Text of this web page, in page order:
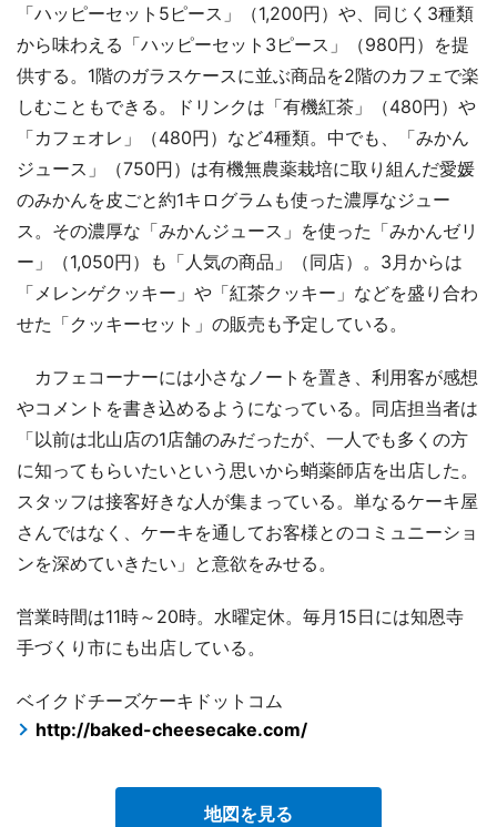
「ハッピーセット5ピース」（1,200円）や、同じく3種類
から味わえる「ハッピーセット3ピース」（980円）を提
供する。1階のガラスケースに並ぶ商品を2階のカフェで楽
しむこともできる。ドリンクは「有機紅茶」（480円）や
「カフェオレ」（480円）など4種類。中でも、「みかん
ジュース」（750円）は有機無農薬栽培に取り組んだ愛媛
のみかんを皮ごと約1キログラムも使った濃厚なジュー
ス。その濃厚な「みかんジュース」を使った「みかんゼリ
ー」（1,050円）も「人気の商品」（同店）。3月からは
「メレンゲクッキー」や「紅茶クッキー」などを盛り合わ
せた「クッキーセット」の販売も予定している。
カフェコーナーには小さなノートを置き、利用客が感想
やコメントを書き込めるようになっている。同店担当者は
「以前は北山店の1店舗のみだったが、一人でも多くの方
に知ってもらいたいという思いから蛸薬師店を出店した。
スタッフは接客好きな人が集まっている。単なるケーキ屋
さんではなく、ケーキを通してお客様とのコミュニーショ
ンを深めていきたい」と意欲をみせる。
営業時間は11時～20時。水曜定休。毎月15日には知恩寺
手づくり市にも出店している。
ベイクドチーズケーキドットコム
http://baked-cheesecake.com/
地図を見る